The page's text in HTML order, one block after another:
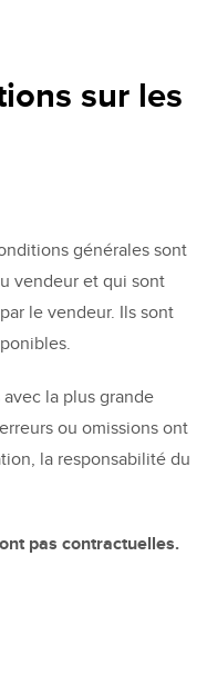
sur les
générales sont
vendeur et qui sont
le vendeur. Ils sont
la plus grande
ou omissions ont
la responsabilité du
pas contractuelles.